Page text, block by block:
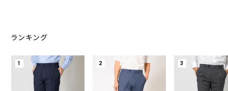
ランキング
1 2 3